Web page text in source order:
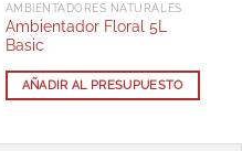
AMBIENTADORES NATURALES
Ambientador Floral 5L
Basic
AÑADIR AL PRESUPUESTO